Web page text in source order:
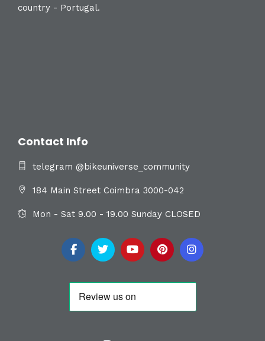
country - Portugal.
Contact Info
telegram @bikeuniverse_community
184 Main Street Coimbra 3000-042
Mon - Sat 9.00 - 19.00 Sunday CLOSED